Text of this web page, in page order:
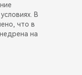
В
что в
на